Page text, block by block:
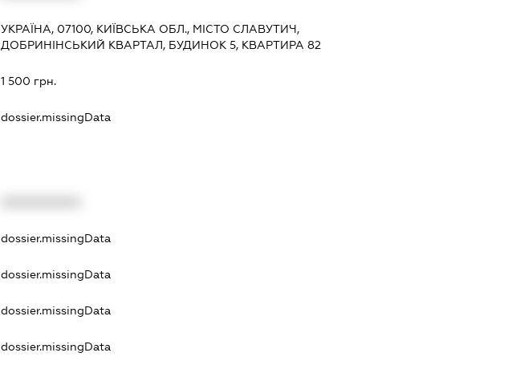
УКРАЇНА, 07100, КИЇВСЬКА ОБЛ., МІСТО СЛАВУТИЧ,
ДОБРИНІНСЬКИЙ КВАРТАЛ, БУДИНОК 5, КВАРТИРА 82
1 500 грн.
dossier.missingData
dossier.missingData
dossier.missingData
dossier.missingData
dossier.missingData